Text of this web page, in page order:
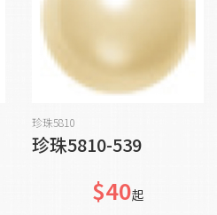
珍珠5810
珍珠5810-539
$40起